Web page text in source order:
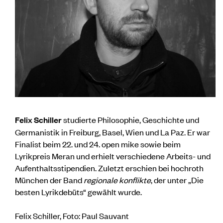
Felix Schillerstudierte Philosophie, Geschichte und
Germanistik in Freiburg, Basel, Wien und La Paz. Er war
Finalist beim 22. und 24. open mike sowie beim
Lyrikpreis Meran und erhielt verschiedene Arbeits- und
Aufenthaltsstipendien. Zuletzt erschien bei hochroth
München der Band regionale konflikte, der unter „Die
besten Lyrikdebüts“ gewählt wurde.
Felix Schiller, Foto: Paul Sauvant